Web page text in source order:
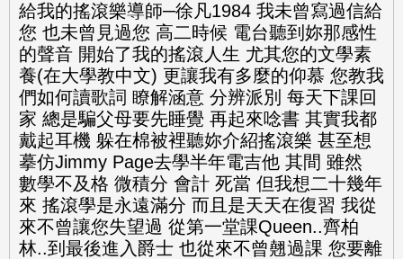
給我的搖滾樂導師─徐凡1984 我未曾寫過信給
您 也未曾見過您 高二時候 電台聽到妳那感性
的聲音 開始了我的搖滾人生 尤其您的文學素
養(在大學教中文) 更讓我有多麼的仰慕 您教我
們如何讀歌詞 瞭解涵意 分辨派別 每天下課回
家 總是騙父母要先睡覺 再起來唸書 其實我都
戴起耳機 躲在棉被裡聽妳介紹搖滾樂 甚至想
摹仿Jimmy Page去學半年電吉他 其間 雖然
數學不及格 微積分 會計 死當 但我想二十幾年
來 搖滾學是永遠滿分 而且是天天在復習 我從
來不曾讓您失望過 從第一堂課Queen..齊柏
林..到最後進入爵士 也從來不曾翹過課 您要離